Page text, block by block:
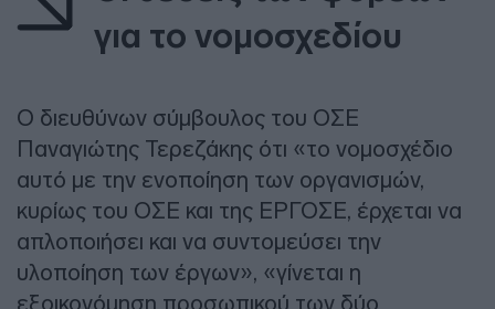
για το νομοσχεδίου
Ο διευθύνων σύμβουλος του ΟΣΕ
Παναγιώτης Τερεζάκης ότι «το νομοσχέδιο
αυτό με την ενοποίηση των οργανισμών,
κυρίως του ΟΣΕ και της ΕΡΓΟΣΕ, έρχεται να
απλοποιήσει και να συντομεύσει την
υλοποίηση των έργων», «γίνεται η
εξοικονόμηση προσωπικού των δύο